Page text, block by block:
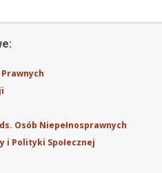
Osób Niepełnosprawnych
i Polityki Społecznej